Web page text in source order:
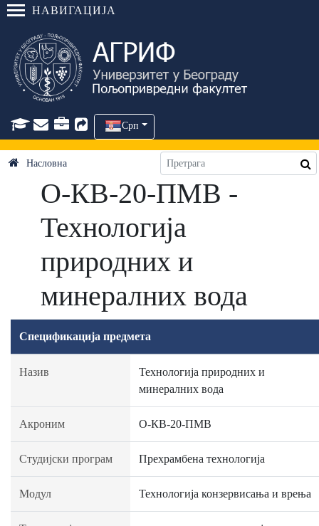
НАВИГАЦИЈА
Срп
Насловна
О-КВ-20-ПМВ -
Технологија
природних и
минералних вода
Спецификација предмета
Назив
Технологија природних и
минералних вода
Акроним О-КВ-20-ПМВ
Студијски програм Прехрамбена технологија
Модул Технологија конзервисања и врења